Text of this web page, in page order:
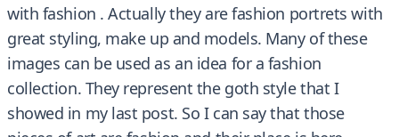
with fashion . Actually they are fashion portrets with
great styling, make up and models. Many of these
images can be used as an idea for a fashion
collection. They represent the goth style that I
showed in my last post. So I can say that those